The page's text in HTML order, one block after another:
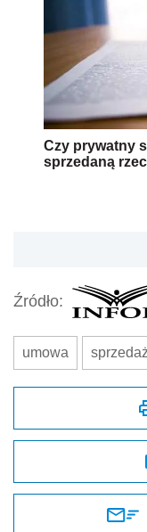
Czy prywatny
sprzedaną
Źródło:
umowa sprzedaż